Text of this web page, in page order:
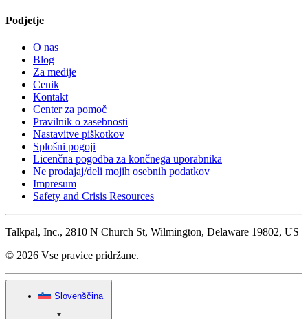
Podjetje
O nas
Blog
Za medije
Cenik
Kontakt
Center za pomoč
Pravilnik o zasebnosti
Nastavitve piškotkov
Splošni pogoji
Licenčna pogodba za končnega uporabnika
Ne prodajaj/deli mojih osebnih podatkov
Impresum
Safety and Crisis Resources
Talkpal, Inc., 2810 N Church St, Wilmington, Delaware 19802, US
© 2026 Vse pravice pridržane.
Slovenščina